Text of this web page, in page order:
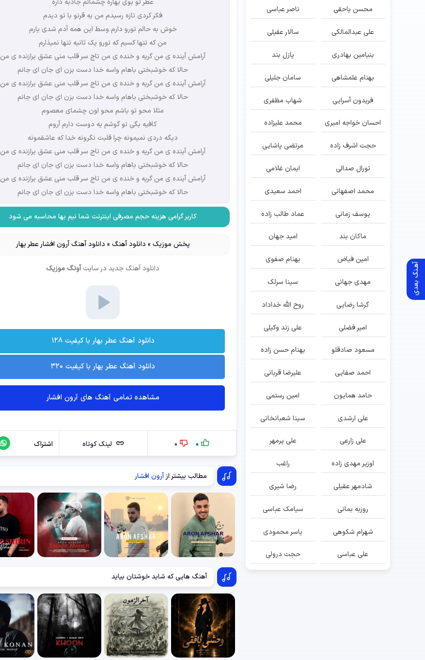
آهـنگ بعدی
عطر تو بوی بهاره چشماتم جاذبه داره
فکر کردی تازه رسیدم من یه قرنو با تو دیدم
خوش به حالم تورو دارم وسط این همه آدم شدی یارم
من که تنها کسیم که تورو یک ثانیه تنها نمیذارم
آرامش آینده ی من گریه و خنده ی من تاج سر قلب منی عشق برازنده ی من
حالا که خوشبختی باهام واسه خدا دست بزن ای جان ای جانم
آرامش آینده ی من گریه و خنده ی من تاج سر قلب منی عشق برازنده ی من
حالا که خوشبختی باهام واسه خدا دست بزن ای جان ای جانم
مثلا محو تو باشم محو اون چشمای معصوم
کافیه بگی تو گوشم یه دوست دارم آروم
دیگه دردی نمیمونه چرا قلبت نگرونه خدا که عاشقمونه
آرامش آینده ی من گریه و خنده ی من تاج سر قلب منی عشق برازنده ی من
حالا که خوشبختی باهام واسه خدا دست بزن ای جان ای جانم
آرامش آینده ی من گریه و خنده ی من تاج سر قلب منی عشق برازنده ی من
حالا که خوشبختی باهام واسه خدا دست بزن ای جان ای جانم
کاربر گرامی هزینه حجم مصرفی اینترنت شما نیم بها محاسبه می شود
پخش موزیک » دانلود آهنگ » دانلود آهنگ آرون افشار عطر بهار
دانلود آهنگ جدیددر سایت آونگ موزیک
دانلود آهنگ عطر بهار با کیفیت ۱۲۸
دانلود آهنگ عطر بهار با کیفیت ۳۲۰
مشاهده تمامی آهنگ های آرون افشار
0
0 لینک کوتاه اشتراک
مطالب بیشتر از آرون افشار
آهنگ هایی که شاید خوشتان بیاید
محسن یاحقی ناصر عباسی
علی عبدالمالکی سالار عقیلی
بنیامین بهادری پازل بند
بهنام علمشاهی سامان جلیلی
فریدون آسرایی شهاب مظفری
احسان خواجه امیری محمد علیزاده
حجت اشرف زاده مرتضی پاشایی
تورال صدالی ایمان غلامی
محمد اصفهانی احمد سعیدی
یوسف زمانی عماد طالب زاده
ماکان بند امید جهان
امین فیاض بهنام صفوی
مهدی جهانی سینا سرلک
گرشا رضایی روح الله خداداد
امیر فضلی علی زند وکیلی
مسعود صادقلو بهنام حسن زاده
احمد صفایی علیرضا قربانی
حامد همایون امین رستمی
علی ارشدی سینا شعبانخانی
علی زارعی علی پرمهر
اوزیر مهدی زاده راغب
شادمهر عقیلی رضا شیری
روزبه بمانی سیامک عباسی
شهرام شکوهی یاسر محمودی
علی عباسی حجت درولی